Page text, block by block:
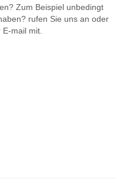
Zum Beispiel unbedingt
rufen Sie uns an oder
E-mail mit.